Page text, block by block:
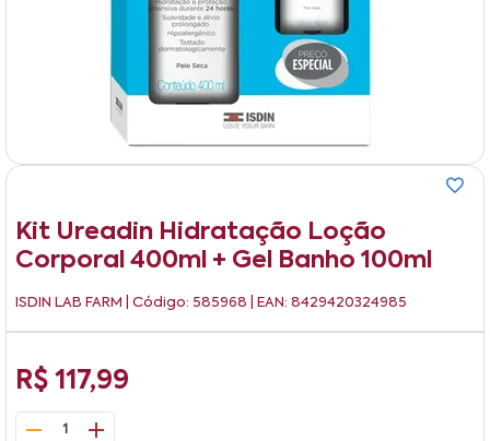
Kit Ureadin Hidratação Loção
Corporal 400ml + Gel Banho 100ml
ISDIN LAB FARM | Código: 585968 | EAN: 8429420324985
R$ 117,99
1